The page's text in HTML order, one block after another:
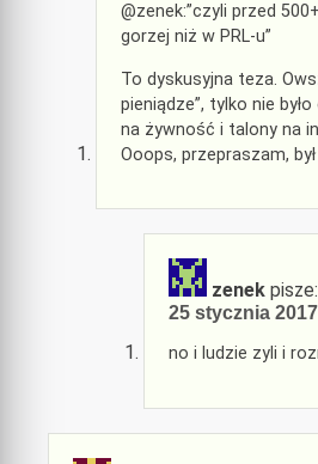
@zenek:”czyli przed
gorzej niż w PRL-u”
To dyskusyjna teza.
pieniądze”, tylko nie
na żywność i talony na
Ooops, przepraszam,
zenek pisze:
25 stycznia
no i ludzie zyli i